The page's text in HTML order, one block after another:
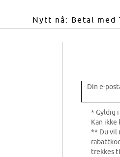
Nytt nå: Betal med
Din e-
* Gyldig
Kan ikke
** Du vil
trekkes